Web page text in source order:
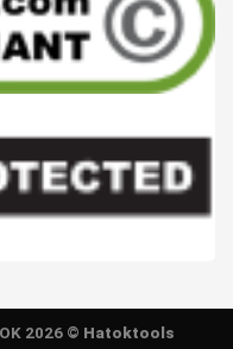
2026 © Hatoktools